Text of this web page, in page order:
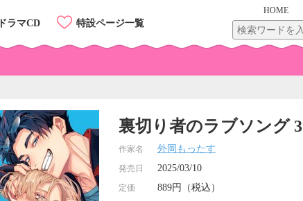
HOME
ドラマCD 特設ページ一覧
裏切り者のラブソング 3
作家名 外岡もったす
発売日 2025/03/10
定価 889円（税込）